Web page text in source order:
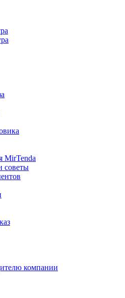
MirTenda
советы
компании